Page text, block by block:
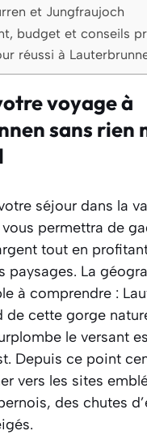
et Jungfraujoch
budget et conseils
réussi à
voyage à
sans rien
séjour dans la
permettra de
tout en
paysages. La
à comprendre :
de cette gorge
le versant
Depuis ce point
vers les sites
des chutes